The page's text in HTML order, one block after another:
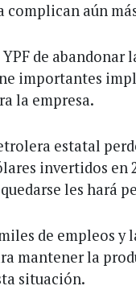
complican aún
de
importantes
la empresa.
estatal
invertidos en
les hará
de empleos y
mantener la
situación.